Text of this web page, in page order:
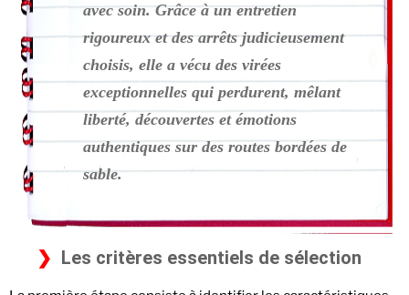
avec soin. Grâce à un entretien
rigoureux et des arrêts judicieusement
choisis, elle a vécu des virées
exceptionnelles qui perdurent, mêlant
liberté, découvertes et émotions
authentiques sur des routes bordées de
sable.
Les critères essentiels de sélection